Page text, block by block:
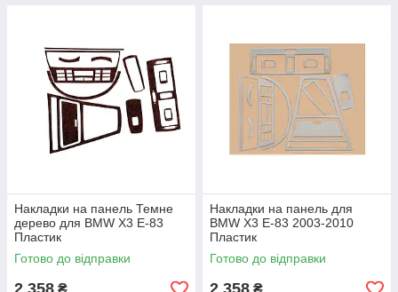
Накладки на панель Темне
дерево для BMW X3 E-83
Пластик
Готово до відправки
2 358 ₴
Накладки на панель для
BMW X3 E-83 2003-2010
Пластик
Готово до відправки
2 358 ₴